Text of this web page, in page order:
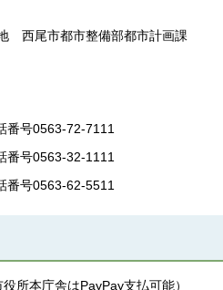
西尾市都市整備部都市計画課
番号0563-72-7111
番号0563-32-1111
番号0563-62-5511
所本庁舎はPayPay支払可能）